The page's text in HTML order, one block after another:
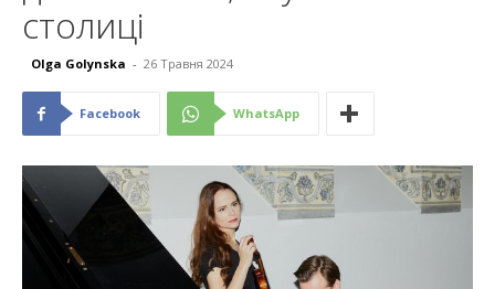
столиці
Olga Golynska - 26 Травня 2024
Facebook WhatsApp